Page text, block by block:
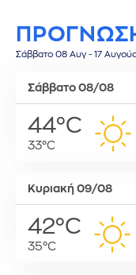
Σάββατο 08 Αυγ - 17
Σάββατο 08/08
44°C
33°C
Κυριακή 09/08
42°C
35°C